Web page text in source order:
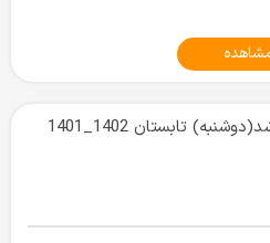
کلاس آنلاین ایمنی شناسی ارشد(دوشنبه) تابستان 1402_1401